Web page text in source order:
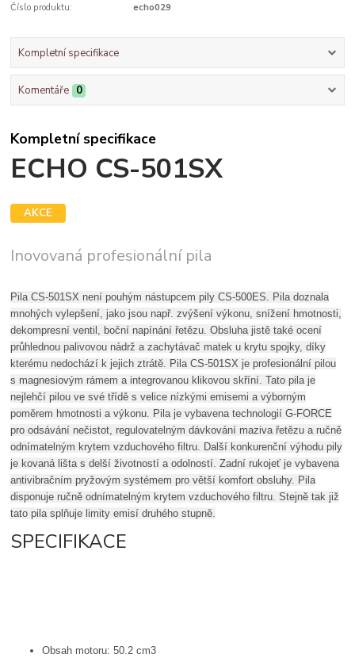
Číslo produktu: echo029
Kompletní specifikace
Komentáře 0
Kompletní specifikace
ECHO CS-501SX
AKCE
Inovovaná profesionální pila
Pila CS-501SX není pouhým nástupcem pily CS-500ES. Pila doznala
mnohých vylepšení, jako jsou např. zvýšení výkonu, snížení hmotnosti,
dekompresní ventil, boční napínání řetězu. Obsluha jistě také ocení
průhlednou palivovou nádrž a zachytávač matek u krytu spojky, díky
kterému nedochází k jejich ztrátě. Pila CS-501SX je profesionální pilou
s magnesiovým rámem a integrovanou klikovou skříní. Tato pila je
nejlehčí pilou ve své třídě s velice nízkými emisemi a výborným
poměrem hmotnosti a výkonu. Pila je vybavena technologií G-FORCE
pro odsávání nečistot, regulovatelným dávkování maziva řetězu a ručně
odnímatelným krytem vzduchového filtru. Další konkurenční výhodu pily
je kovaná lišta s delší životností a odolností. Zadní rukojeť je vybavena
antivibračním pryžovým systémem pro větší komfort obsluhy. Pila
disponuje ručně odnímatelným krytem vzduchového filtru. Stejně tak již
tato pila splňuje limity emisí druhého stupně.
SPECIFIKACE
Obsah motoru: 50.2 cm3